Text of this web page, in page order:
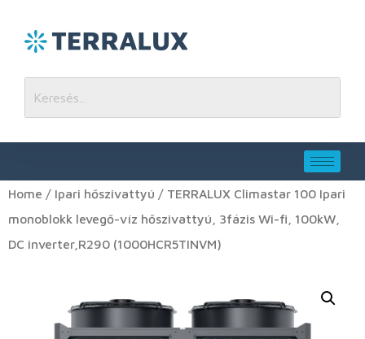
Home / Ipari hőszivattyú / TERRALUX Climastar 100 Ipari
monoblokk levegő-víz hőszivattyú, 3fázis Wi-fi, 100kW,
DC inverter,R290 (1000HCR5TINVM)